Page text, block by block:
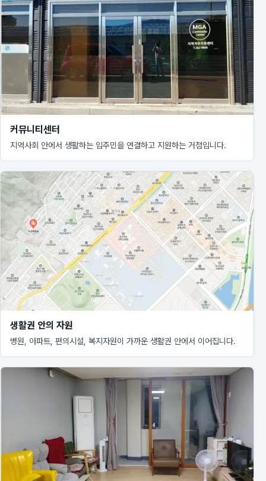
커뮤니티센터
지역사회 안에서 생활하는 입주민을 연결하고 지원하는 거점입니다.
생활권 안의 자원
병원, 아파트, 편의시설, 복지자원이 가까운 생활권 안에서 이어집니다.